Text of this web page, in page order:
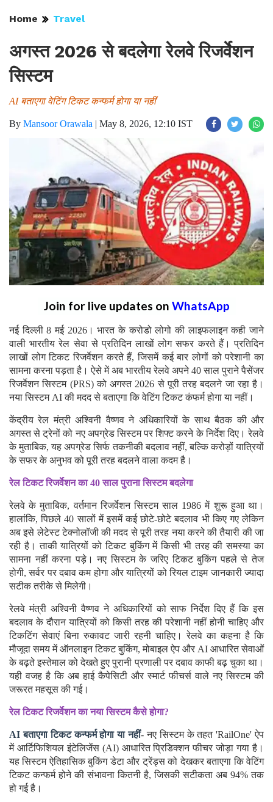
Home Travel
अगस्त 2026 से बदलेगा रेलवे रिजर्वेशन
सिस्टम
AI बताएगा वेटिंग टिकट कन्फर्म होगा या नहीं
By Mansoor Orawala | May 8, 2026, 12:10 IST
Join for live updates on WhatsApp
नई दिल्ली 8 मई 2026। भारत के करोडो लोगो की लाइफलाइन कही जाने
वाली भारतीय रेल सेवा से प्रतिदिन लाखों लोग सफर करते हैं। प्रतिदिन
लाखों लोग टिकट रिजर्वेशन करते हैं, जिसमें कई बार लोगों को परेशानी का
सामना करना पड़ता है। ऐसे में अब भारतीय रेलवे अपने 40 साल पुराने पैसेंजर
रिजर्वेशन सिस्टम (PRS) को अगस्त 2026 से पूरी तरह बदलने जा रहा है।
नया सिस्टम AI की मदद से बताएगा कि वेटिंग टिकट कंफर्म होगा या नहीं।
केंद्रीय रेल मंत्री अश्विनी वैष्णव ने अधिकारियों के साथ बैठक की और
अगस्त से ट्रेनों को नए अपग्रेड सिस्टम पर शिफ्ट करने के निर्देश दिए। रेलवे
के मुताबिक, यह अपग्रेड सिर्फ तकनीकी बदलाव नहीं, बल्कि करोड़ों यात्रियों
के सफर के अनुभव को पूरी तरह बदलने वाला कदम है।
रेल टिकट रिजर्वेशन का 40 साल पुराना सिस्टम बदलेगा
रेलवे के मुताबिक, वर्तमान रिजर्वेशन सिस्टम साल 1986 में शुरू हुआ था।
हालांकि, पिछले 40 सालों में इसमें कई छोटे-छोटे बदलाव भी किए गए लेकिन
अब इसे लेटेस्ट टेक्नोलॉजी की मदद से पूरी तरह नया करने की तैयारी की जा
रही है। ताकी यात्रियों को टिकट बुकिंग में किसी भी तरह की समस्या का
सामना नहीं करना पड़े। नए सिस्टम के जरिए टिकट बुकिंग पहले से तेज
होगी, सर्वर पर दबाव कम होगा और यात्रियों को रियल टाइम जानकारी ज्यादा
सटीक तरीके से मिलेगी।
रेलवे मंत्री अश्विनी वैष्णव ने अधिकारियों को साफ निर्देश दिए हैं कि इस
बदलाव के दौरान यात्रियों को किसी तरह की परेशानी नहीं होनी चाहिए और
टिकटिंग सेवाएं बिना रुकावट जारी रहनी चाहिए। रेलवे का कहना है कि
मौजूदा समय में ऑनलाइन टिकट बुकिंग, मोबाइल ऐप और AI आधारित सेवाओं
के बढ़ते इस्तेमाल को देखते हुए पुरानी प्रणाली पर दबाव काफी बढ़ चुका था।
यही वजह है कि अब हाई कैपेसिटी और स्मार्ट फीचर्स वाले नए सिस्टम की
जरूरत महसूस की गई।
रेल टिकट रिजर्वेशन का नया सिस्टम कैसे होगा?
AI बताएगा टिकट कन्फर्म होगा या नहीं- नए सिस्टम के तहत 'RailOne' ऐप
में आर्टिफिशियल इंटेलिजेंस (AI) आधारित प्रिडिक्शन फीचर जोड़ा गया है।
यह सिस्टम ऐतिहासिक बुकिंग डेटा और ट्रेंड्स को देखकर बताएगा कि वेटिंग
टिकट कन्फर्म होने की संभावना कितनी है, जिसकी सटीकता अब 94% तक
हो गई है।